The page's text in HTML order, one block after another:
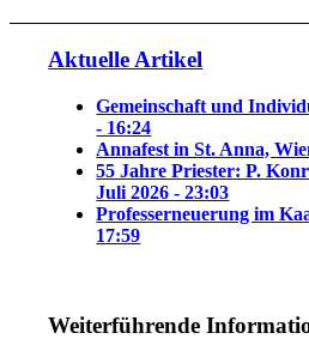
Aktuelle Artikel
Gemeinschaft und
- 16:24
Annafest in St. Anna,
55 Jahre Priester: P.
Juli 2026 - 23:03
Professerneuerung im
17:59
Weiterführende